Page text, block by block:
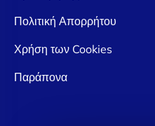
Πολιτική Απορρήτου
Χρήση των Cookies
Παράπονα